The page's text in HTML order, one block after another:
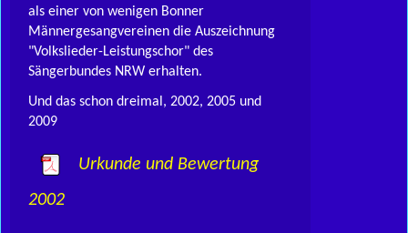
als einer von wenigen Bonner
Männergesangvereinen die Auszeichnung
"Volkslieder-Leistungschor" des
Sängerbundes NRW erhalten.
Und das schon dreimal, 2002, 2005 und
2009
Urkunde und Bewertung
2002